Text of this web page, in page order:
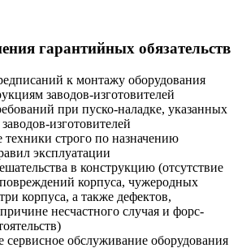
гарантийных обязательств
к монтажу оборудования
заводов-изготовителей
при пуско-наладке, указанных
изготовителей
техники строго по назначению
эксплуатации
в конструкцию (отсутствие
корпуса, чужеродных
корпуса, а также дефектов,
несчастного случая и форс-
сервисное обслуживание оборудования